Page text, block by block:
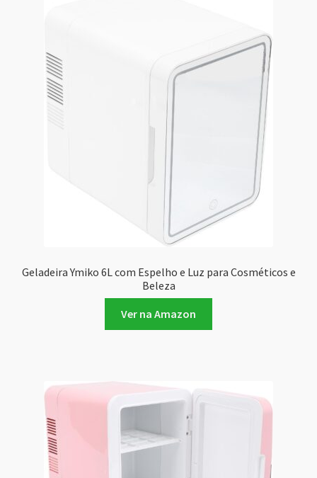
Geladeira Ymiko 6L com Espelho e Luz para Cosméticos e
Beleza
Ver na Amazon